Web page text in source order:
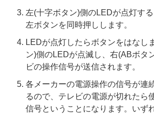
左(十字ボタン)側のLEDが点灯す
左ボタンを同時押しします。
LEDが点灯したらボタンをはなし
ン)側のLEDが点滅し、右(ABボタ
ビの操作信号が送信されます。
各メーカーの電源操作の信号が連
るので、テレビの電源が切れたら
信号ということになります。いず